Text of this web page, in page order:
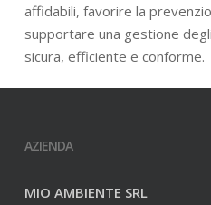
affidabili, favorire la
supportare una gestione
sicura, efficiente e conforme.
AZIENDA
MIO AMBIENTE SRL